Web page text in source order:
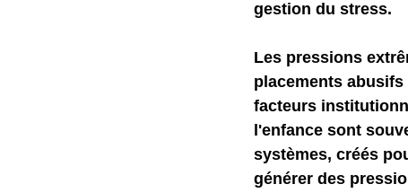
statistiscs
Self-Watchdog
gestion du stress.
Les pressions
placements
facteurs
l'enfance sont
systèmes, créés
générer des